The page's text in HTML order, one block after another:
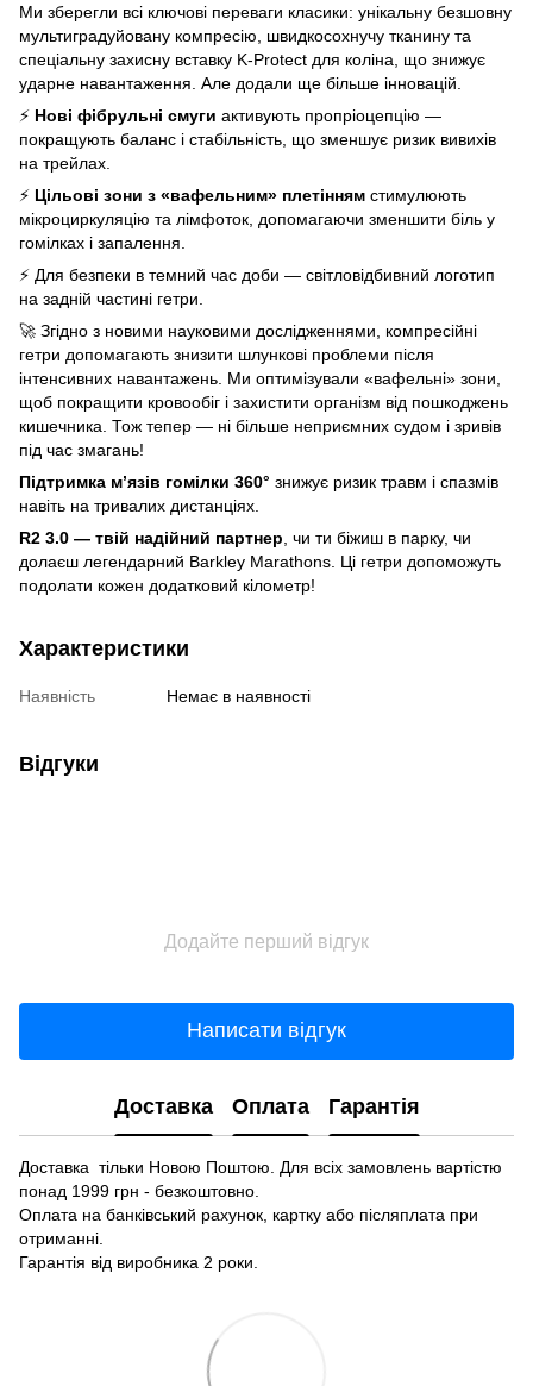
Ми зберегли всі ключові переваги класики: унікальну безшовну
мультиградуйовану компресію, швидкосохнучу тканину та
спеціальну захисну вставку K-Protect для коліна, що знижує
ударне навантаження. Але додали ще більше інновацій.
⚡ Нові фібрульні смуги активують пропріоцепцію —
покращують баланс і стабільність, що зменшує ризик вивихів
на трейлах.
⚡ Цільові зони з «вафельним» плетінням стимулюють
мікроциркуляцію та лімфоток, допомагаючи зменшити біль у
гомілках і запалення.
⚡ Для безпеки в темний час доби — світловідбивний логотип
на задній частині гетри.
🚀 Згідно з новими науковими дослідженнями, компресійні
гетри допомагають знизити шлункові проблеми після
інтенсивних навантажень. Ми оптимізували «вафельні» зони,
щоб покращити кровообіг і захистити організм від пошкоджень
кишечника. Тож тепер — ні більше неприємних судом і зривів
під час змагань!
Підтримка м’язів гомілки 360° знижує ризик травм і спазмів
навіть на тривалих дистанціях.
R2 3.0 — твій надійний партнер , чи ти біжиш в парку, чи
долаєш легендарний Barkley Marathons. Ці гетри допоможуть
подолати кожен додатковий кілометр!
Характеристики
Наявність Немає в наявності
Відгуки
Додайте перший відгук
Написати відгук
Доставка Оплата Гарантія
Доставка тільки Новою Поштою. Для всіх замовлень вартістю
понад 1999 грн - безкоштовно.
Оплата на банківський рахунок, картку або післяплата при
отриманні.
Гарантія від виробника 2 роки.